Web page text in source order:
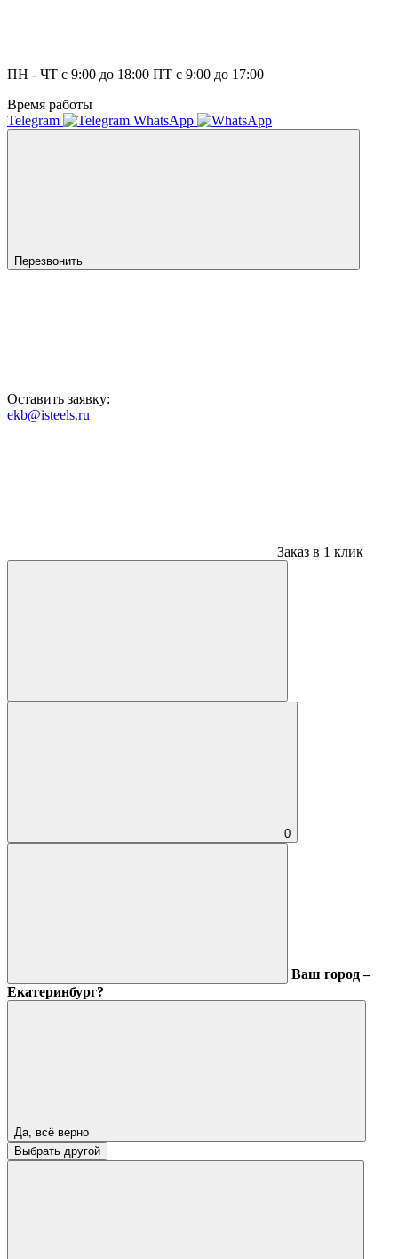
ПН - ЧТ с 9:00 до 18:00 ПТ с 9:00 до 17:00
Время работы
Telegram
WhatsApp
Перезвонить
Оставить заявку:
ekb@isteels.ru
Заказ в 1 клик
0
Ваш город –
Екатеринбург?
Да, всё верно
Выбрать другой